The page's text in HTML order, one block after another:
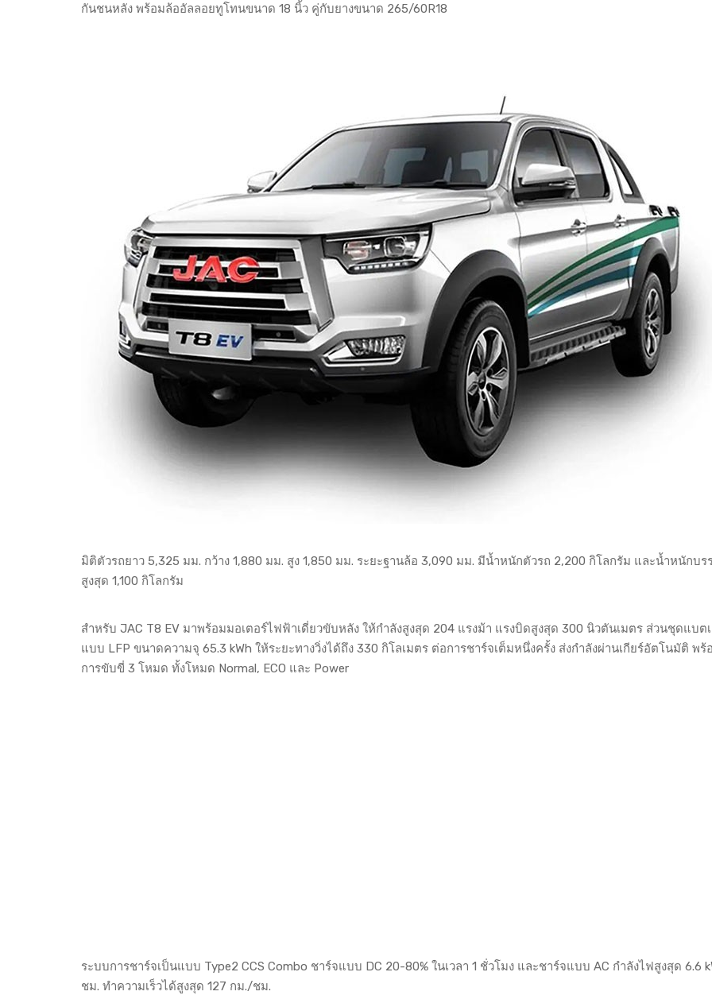
กันชนหลัง พร้อมล้ออัลลอยทูโทนขนาด 18 นิ้ว คู่กับยางขนาด 265/60R18
มิติตัวรถยาว 5,325 มม. กว้าง 1,880 มม. สูง 1,850 มม. ระยะฐานล้อ 3,090 มม. มีน้ำหนักตัวรถ 2,200 กิโลกรัม และน้ำหนักบร
สูงสุด 1,100 กิโลกรัม
สำหรับ JAC T8 EV มาพร้อมมอเตอร์ไฟฟ้าเดี่ยวขับหลัง ให้กำลังสูงสุด 204 แรงม้า แรงบิดสูงสุด 300 นิวตันเมตร ส่วนชุดแบต
แบบ LFP ขนาดความจุ 65.3 kWh ให้ระยะทางวิ่งได้ถึง 330 กิโลเมตร ต่อการชาร์จเต็มหนึ่งครั้ง ส่งกำลังผ่านเกียร์อัตโนมัติ พ
การขับขี่ 3 โหมด ทั้งโหมด Normal, ECO และ Power
ระบบการชาร์จเป็นแบบ Type2 CCS Combo ชาร์จแบบ DC 20-80% ในเวลา 1 ชั่วโมง และชาร์จแบบ AC กำลังไฟสูงสุด 6.6
ชม. ทำความเร็วได้สูงสุด 127 กม./ชม.